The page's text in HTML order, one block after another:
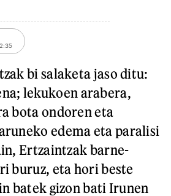
bi salaketa jaso ditu:
lekukoen arabera,
bota ondoren eta
edema eta paralisi
Ertzaintzak barne-
buruz, eta hori beste
batek gizon bati Irunen